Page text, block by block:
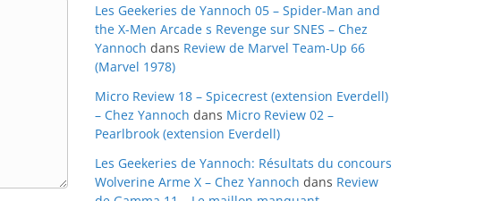
Les Geekeries de Yannoch 05 – Spider-Man and
the X-Men Arcade s Revenge sur SNES – Chez
Yannoch dans Review de Marvel Team-Up 66
(Marvel 1978)
Micro Review 18 – Spicecrest (extension Everdell)
– Chez Yannoch dans Micro Review 02 –
Pearlbrook (extension Everdell)
Les Geekeries de Yannoch: Résultats du concours
Wolverine Arme X – Chez Yannoch dans Review